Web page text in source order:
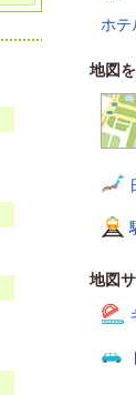
ホテ
地図
地図